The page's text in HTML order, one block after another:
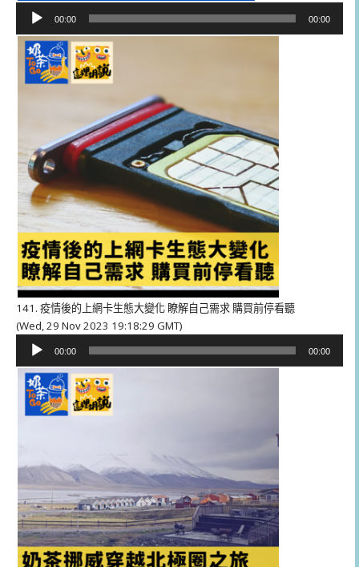
播
器
00:00 00:00
141. 疫情後的上網卡生態大變化 瞭解自己需求 購買前停看聽
(Wed, 29 Nov 2023 19:18:29 GMT)
播
器
00:00 00:00